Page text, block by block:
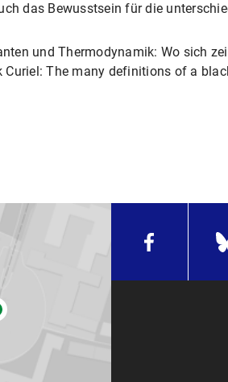
das Bewusstsein für die
und Thermodynamik: Wo sich
The many definitions of a